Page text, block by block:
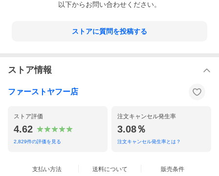
以下からお問い合わせください。
ストアに質問を投稿する
ストア情報
ファーストヤフー店
ストア評価
4.62
2,829件の評価を見る
注文キャンセル発生率
3.08％
注文キャンセル発生率とは？
支払い方法 送料について 販売条件